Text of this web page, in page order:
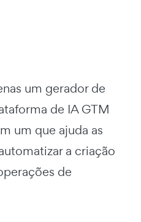
um gerador de
de IA GTM
um que ajuda as
a criação
de